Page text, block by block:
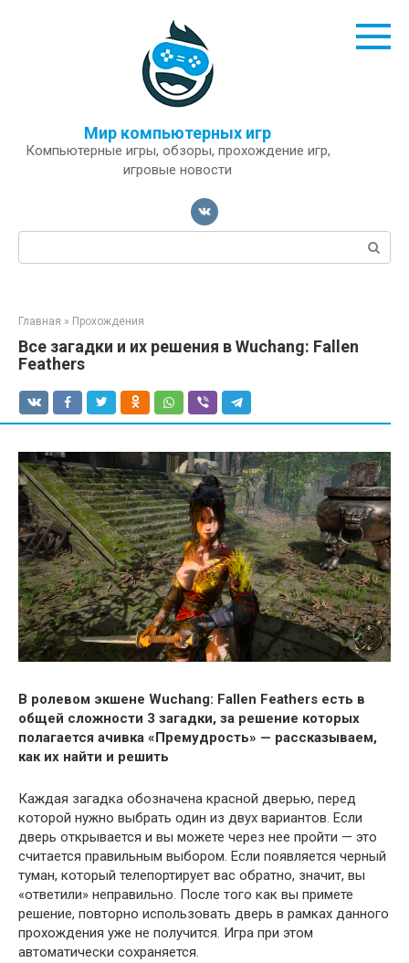
Мир компьютерных игр
Компьютерные игры, обзоры, прохождение игр,
игровые новости
Поиск:
Главная » Прохождения
Все загадки и их решения в Wuchang: Fallen
Feathers
В ролевом экшене Wuchang: Fallen Feathers есть в
общей сложности 3 загадки, за решение которых
полагается ачивка «Премудрость» — рассказываем,
как их найти и решить
Каждая загадка обозначена красной дверью, перед
которой нужно выбрать один из двух вариантов. Если
дверь открывается и вы можете через нее пройти — это
считается правильным выбором. Если появляется черный
туман, который телепортирует вас обратно, значит, вы
«ответили» неправильно. После того как вы примете
решение, повторно использовать дверь в рамках данного
прохождения уже не получится. Игра при этом
автоматически сохраняется.